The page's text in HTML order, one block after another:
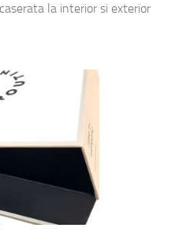
la interior si exterior